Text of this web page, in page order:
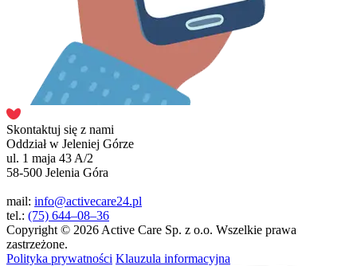
Skontaktuj się z nami
Oddział w Jeleniej Górze
ul. 1 maja 43 A/2
58-500 Jelenia Góra
mail: info@activecare24.pl
tel.: (75) 644–08–36
Copyright © 2026 Active Care Sp. z o.o. Wszelkie prawa
zastrzeżone.
Polityka prywatności Klauzula informacyjna